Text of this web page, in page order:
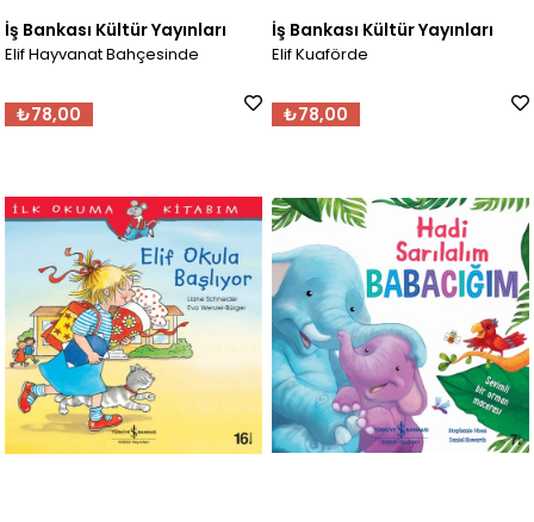
İş Bankası Kültür Yayınları
Elif Hayvanat Bahçesinde
₺78,00
İş Bankası Kültür Yayınları
Elif Kuaförde
₺78,00